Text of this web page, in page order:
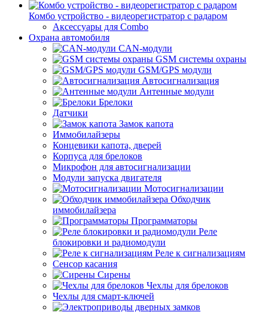
Комбо устройство - видеорегистратор с радаром
Аксессуары для Combo
Охрана автомобиля
CAN-модули
GSM системы охраны
GSM/GPS модули
Автосигнализация
Антенные модули
Брелоки
Датчики
Замок капота
Иммобилайзеры
Концевики капота, дверей
Корпуса для брелоков
Микрофон для автосигнализации
Модули запуска двигателя
Мотосигнализации
Обходчик
иммобилайзера
Программаторы
Реле
блокировки и радиомодули
Реле к сигнализациям
Сенсор касания
Сирены
Чехлы для брелоков
Чехлы для смарт-ключей